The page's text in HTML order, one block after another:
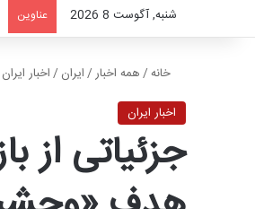
شنبه, آگوست 8 2026 عناوین
خانه/همه اخبار/ایران /اخبار ایران
اخبار ایران
جزئیاتی از